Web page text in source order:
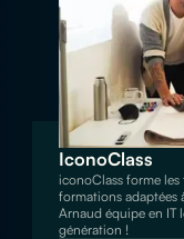
IconoClass
iconoClass forme les
formations adaptées
Arnaud équipe en IT
génération !